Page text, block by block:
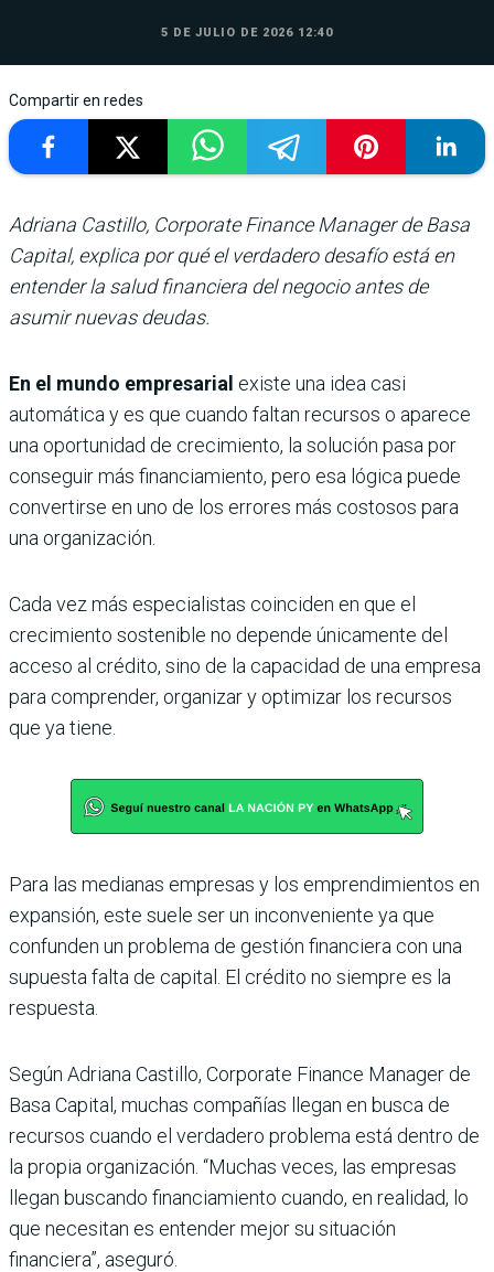
5 DE JULIO DE 2026 12:40
Compartir en redes
Adriana Castillo, Corporate Finance Manager de Basa
Capital, explica por qué el verdadero desafío está en
entender la salud financiera del negocio antes de
asumir nuevas deudas.
En el mundo empresarial existe una idea casi
automática y es que cuando faltan recursos o aparece
una oportunidad de crecimiento, la solución pasa por
conseguir más financiamiento, pero esa lógica puede
convertirse en uno de los errores más costosos para
una organización.
Cada vez más especialistas coinciden en que el
crecimiento sostenible no depende únicamente del
acceso al crédito, sino de la capacidad de una empresa
para comprender, organizar y optimizar los recursos
que ya tiene.
Para las medianas empresas y los emprendimientos en
expansión, este suele ser un inconveniente ya que
confunden un problema de gestión financiera con una
supuesta falta de capital. El crédito no siempre es la
respuesta.
Según Adriana Castillo, Corporate Finance Manager de
Basa Capital, muchas compañías llegan en busca de
recursos cuando el verdadero problema está dentro de
la propia organización. “Muchas veces, las empresas
llegan buscando financiamiento cuando, en realidad, lo
que necesitan es entender mejor su situación
financiera”, aseguró.